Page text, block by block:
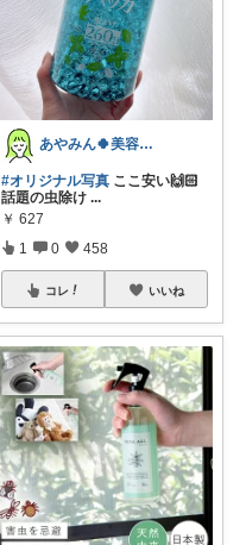
あやみん🍀美容×健康×子ども
#オリジナル写真 ここ安い🙌🏻
話題の虫除け ...
￥ 627
1 0 458
コレ いいね